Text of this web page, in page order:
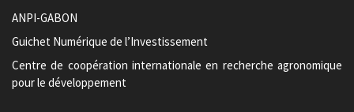
ANPI-GABON
Guichet Numérique de l’Investissement
Centre de coopération internationale en recherche agronomique
pour le développement